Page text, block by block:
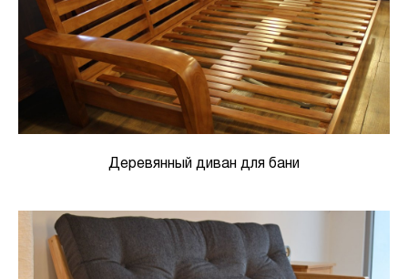
Деревянный диван для бани